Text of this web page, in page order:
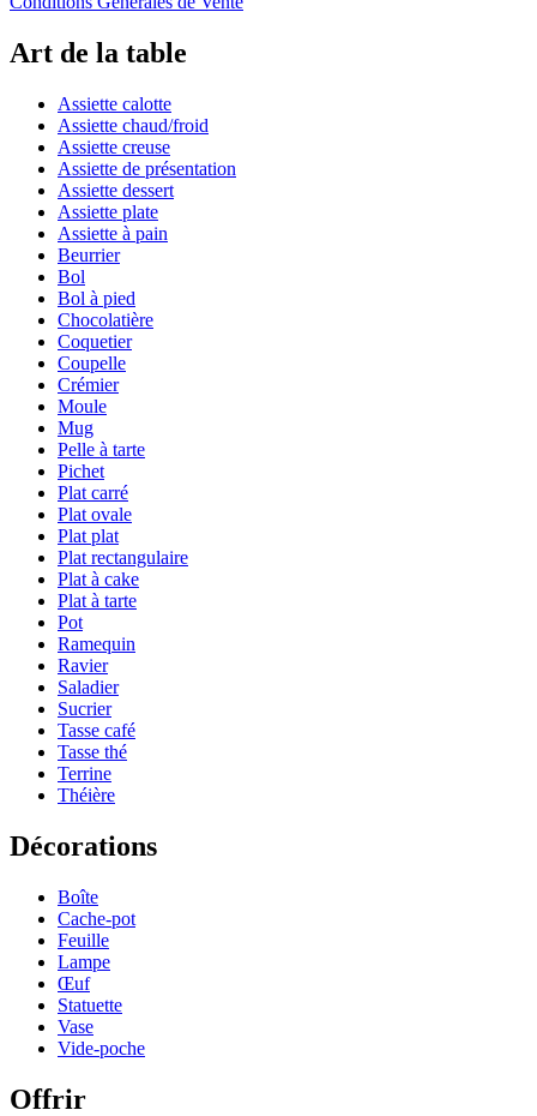
Art de la table
Assiette calotte
Assiette chaud/froid
Assiette creuse
Assiette de présentation
Assiette dessert
Assiette plate
Assiette à pain
Beurrier
Bol
Bol à pied
Chocolatière
Coquetier
Coupelle
Crémier
Moule
Mug
Pelle à tarte
Pichet
Plat carré
Plat ovale
Plat plat
Plat rectangulaire
Plat à cake
Plat à tarte
Pot
Ramequin
Ravier
Saladier
Sucrier
Tasse café
Tasse thé
Terrine
Théière
Décorations
Boîte
Cache-pot
Feuille
Lampe
Œuf
Statuette
Vase
Vide-poche
Offrir